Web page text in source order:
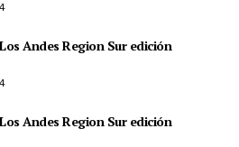
Andes Region Sur edición
Andes Region Sur edición